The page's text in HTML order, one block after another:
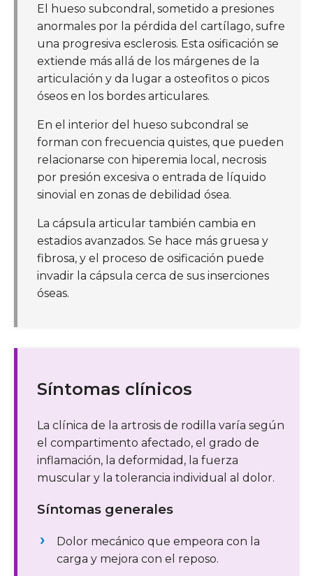
El hueso subcondral, sometido a presiones
anormales por la pérdida del cartílago, sufre
una progresiva esclerosis. Esta osificación se
extiende más allá de los márgenes de la
articulación y da lugar a osteofitos o picos
óseos en los bordes articulares.
En el interior del hueso subcondral se
forman con frecuencia quistes, que pueden
relacionarse con hiperemia local, necrosis
por presión excesiva o entrada de líquido
sinovial en zonas de debilidad ósea.
La cápsula articular también cambia en
estadios avanzados. Se hace más gruesa y
fibrosa, y el proceso de osificación puede
invadir la cápsula cerca de sus inserciones
óseas.
Síntomas clínicos
La clínica de la artrosis de rodilla varía según
el compartimento afectado, el grado de
inflamación, la deformidad, la fuerza
muscular y la tolerancia individual al dolor.
Síntomas generales
Dolor mecánico que empeora con la
carga y mejora con el reposo.